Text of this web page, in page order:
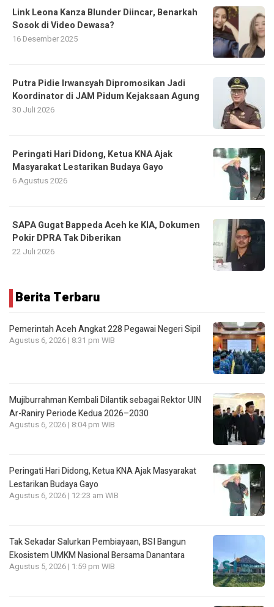
Link Leona Kanza Blunder Diincar, Benarkah
Sosok di Video Dewasa?
16 Desember 2025
Putra Pidie Irwansyah Dipromosikan Jadi
Koordinator di JAM Pidum Kejaksaan Agung
30 Juli 2026
Peringati Hari Didong, Ketua KNA Ajak
Masyarakat Lestarikan Budaya Gayo
6 Agustus 2026
SAPA Gugat Bappeda Aceh ke KIA, Dokumen
Pokir DPRA Tak Diberikan
22 Juli 2026
Berita Terbaru
Pemerintah Aceh Angkat 228 Pegawai Negeri Sipil
Agustus 6, 2026 | 8:31 pm WIB
Mujiburrahman Kembali Dilantik sebagai Rektor UIN
Ar-Raniry Periode Kedua 2026–2030
Agustus 6, 2026 | 8:04 pm WIB
Peringati Hari Didong, Ketua KNA Ajak Masyarakat
Lestarikan Budaya Gayo
Agustus 6, 2026 | 12:23 am WIB
Tak Sekadar Salurkan Pembiayaan, BSI Bangun
Ekosistem UMKM Nasional Bersama Danantara
Agustus 5, 2026 | 1:59 pm WIB